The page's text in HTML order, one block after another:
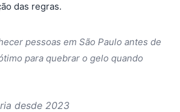
das regras.
pessoas em São Paulo antes de
para quebrar o gelo quando
desde 2023